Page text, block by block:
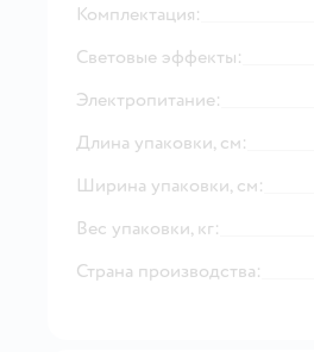
Комплектация:
Световые эффекты:
Электропитание:
Длина упаковки, см:
Ширина упаковки, см:
Вес упаковки, кг:
Страна производства: